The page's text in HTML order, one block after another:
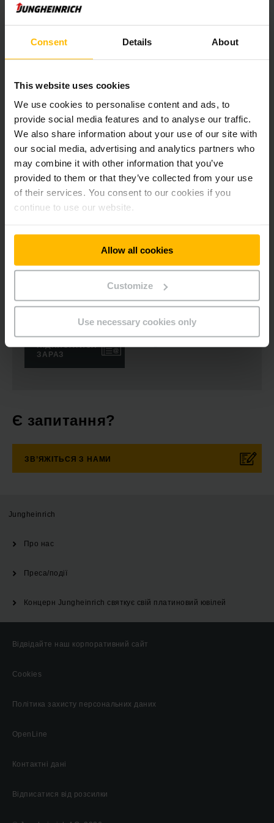
Consent Details About
This website uses cookies
We use cookies to personalise content and ads, to
provide social media features and to analyse our traffic.
We also share information about your use of our site with
our social media, advertising and analytics partners who
may combine it with other information that you’ve
provided to them or that they’ve collected from your use
of their services. You consent to our cookies if you
continue to use our website.
Allow all cookies
Customize
Use necessary cookies only
ДОЗВОЛИТИ COOKIES
Розсилка новин
ПІДПИСАТИСЯ
ЗАРАЗ
Соціальні мережі
Є запитання?
ЗВ’ЯЖІТЬСЯ З НАМИ
Jungheinrich
Про нас
Преса/події
Концерн Jungheinrich святкує свій платиновий ювілей
Відвідайте наш корпоративний сайт
Cookies
Політика захисту персональних даних
OpenLine
Контактні дані
Відписатися від розсилки